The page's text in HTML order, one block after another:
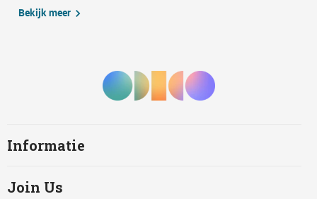
Bekijk meer
Informatie
Join Us